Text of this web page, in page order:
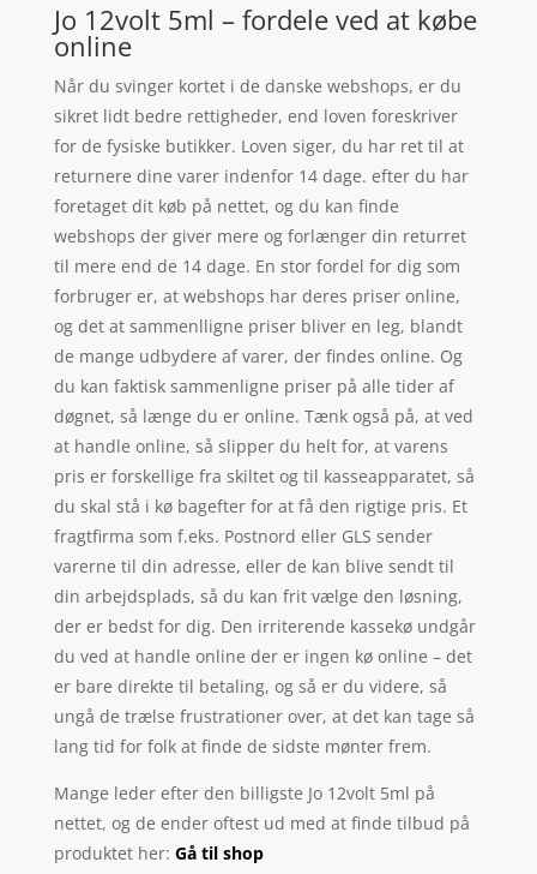
Jo 12volt 5ml – fordele ved at købe
online
Når du svinger kortet i de danske webshops, er du
sikret lidt bedre rettigheder, end loven foreskriver
for de fysiske butikker. Loven siger, du har ret til at
returnere dine varer indenfor 14 dage. efter du har
foretaget dit køb på nettet, og du kan finde
webshops der giver mere og forlænger din returret
til mere end de 14 dage. En stor fordel for dig som
forbruger er, at webshops har deres priser online,
og det at sammenlligne priser bliver en leg, blandt
de mange udbydere af varer, der findes online. Og
du kan faktisk sammenligne priser på alle tider af
døgnet, så længe du er online. Tænk også på, at ved
at handle online, så slipper du helt for, at varens
pris er forskellige fra skiltet og til kasseapparatet, så
du skal stå i kø bagefter for at få den rigtige pris. Et
fragtfirma som f.eks. Postnord eller GLS sender
varerne til din adresse, eller de kan blive sendt til
din arbejdsplads, så du kan frit vælge den løsning,
der er bedst for dig. Den irriterende kassekø undgår
du ved at handle online der er ingen kø online – det
er bare direkte til betaling, og så er du videre, så
ungå de trælse frustrationer over, at det kan tage så
lang tid for folk at finde de sidste mønter frem.
Mange leder efter den billigste Jo 12volt 5ml på
nettet, og de ender oftest ud med at finde tilbud på
produktet her: Gå til shop